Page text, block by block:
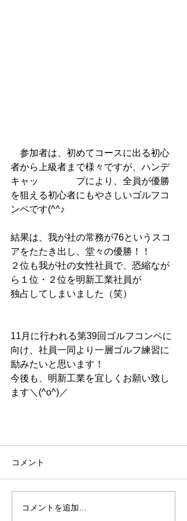
参加者は、初めてコースに出る初心
者から上級者まで様々ですが、ハンデ
キャッ　　　　プにより、全員が優勝
を狙える初心者にもやさしいゴルフコ
ンペです(^^♪
結果は、我が社の常務が76というスコ
アをたたき出し、堂々の優勝！！
２位も我が社の女性社員で、恐縮なが
ら１位・２位を明新工業社員が
独占してしまいました（笑）
11月に行われる第39回ゴルフコンペに
向け、社員一同より一層ゴルフ練習に
励みたいと思います！
今後も、明新工業を宜しくお願い致し
ます＼(^o^)／
コメント
コメントを追加…